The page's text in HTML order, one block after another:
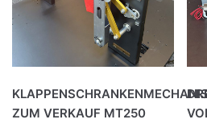
ZUM VERKAUF MT250